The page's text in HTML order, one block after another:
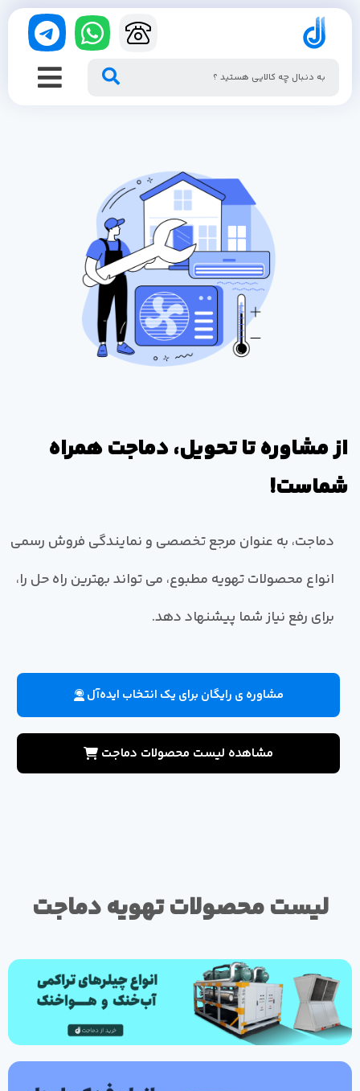
از مشاوره تا تحویل، دماجت همراه
شماست!
دماجت، به عنوان مرجع تخصصی و نمایندگی فروش رسمی
انواع محصولات تهویه مطبوع، می تواند بهترین راه حل را،
برای رفع نیاز شما پیشنهاد دهد.
مشاوره ی رایگان برای یک انتخاب ایده‌آل
مشاهده لیست محصولات دماجت
لیست محصولات تهویه دماجت